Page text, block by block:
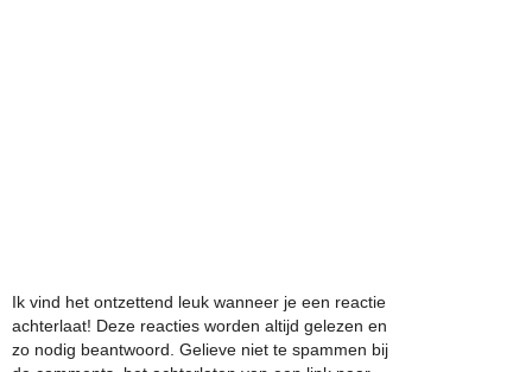
Ik vind het ontzettend leuk wanneer je een reactie
achterlaat! Deze reacties worden altijd gelezen en
zo nodig beantwoord. Gelieve niet te spammen bij